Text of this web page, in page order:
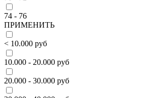
74 - 76
ПРИМЕНИТЬ
< 10.000 руб
10.000 - 20.000 руб
20.000 - 30.000 руб